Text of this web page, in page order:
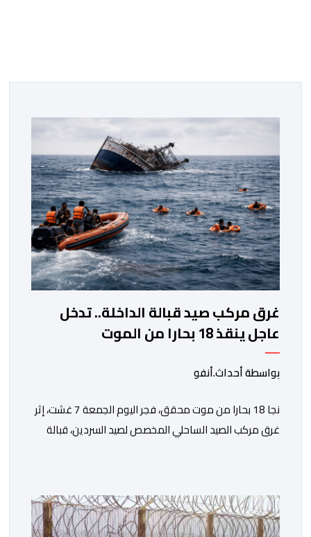
غرق مركب صيد قبالة الداخلة.. تدخل
عاجل ينقذ 18 بحارا من الموت
بواسطة أحداث.أنفو
نجا 18 بحارا من موت محقق، فجر اليوم الجمعة 7 غشت، إثر
غرق مركب الصيد الساحلي المخصص لصيد السردين، قبالة
المركب أثناء مزاولته نشاط الصيد البحري، قبل أن تتفاقم
الوضعية وينتهي الأمر بغرقه، ما استنفر عدداً من مراكب […]